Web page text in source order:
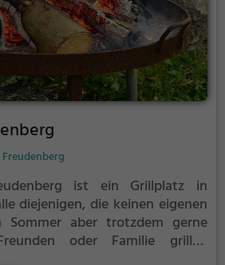
ist ein Grillplatz in
diejenigen, die keinen eigenen
Sommer aber trotzdem gerne
oder Familie grillen